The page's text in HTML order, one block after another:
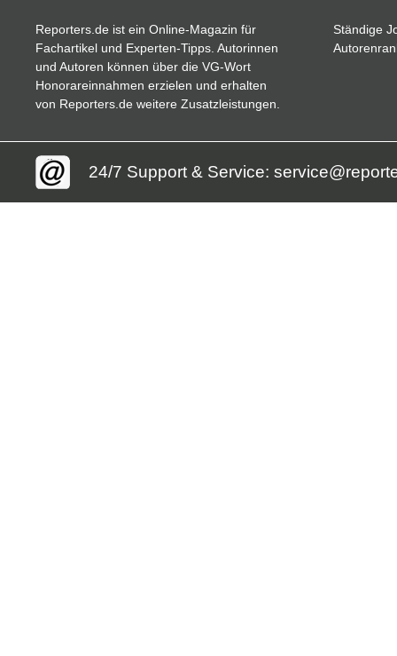
Reporters.de ist ein Online-Magazin für
Fachartikel und Experten-Tipps. Autorinnen
und Autoren können über die VG-Wort
Honorareinnahmen erzielen und erhalten
von Reporters.de weitere Zusatzleistungen.
Ständige
24/7 Support & Service: